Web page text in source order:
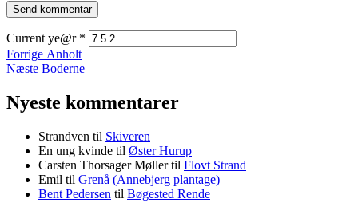
Current ye@r *
Indlægsnavigation
Forrige Forrige
indlæg:
Anholt
Næste Næste
Boderne
Nyeste kommentarer
Strandven til Skiveren
En ung kvinde til Øster Hurup
Carsten Thorsager Møllertil Flovt Strand
Emil til Grenå (Annebjerg plantage)
Bent Pedersen til Bøgested Rende